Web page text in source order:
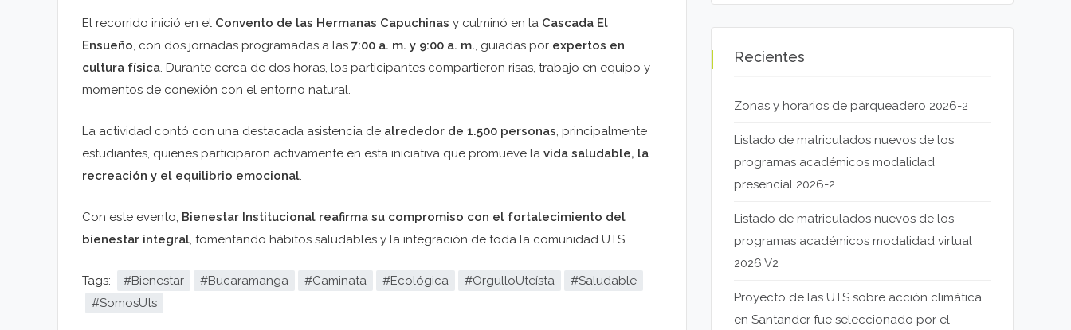
El recorrido inició en el Convento de las Hermanas Capuchinas y culminó en la Cascada El
Ensueño, con dos jornadas programadas a las 7:00 a. m. y 9:00 a. m., guiadas por expertos en
cultura física. Durante cerca de dos horas, los participantes compartieron risas, trabajo en equipo y
momentos de conexión con el entorno natural.
La actividad contó con una destacada asistencia de alrededor de 1.500 personas, principalmente
estudiantes, quienes participaron activamente en esta iniciativa que promueve la vida saludable, la
recreación y el equilibrio emocional.
Con este evento, Bienestar Institucional reafirma su compromiso con el fortalecimiento del
bienestar integral, fomentando hábitos saludables y la integración de toda la comunidad UTS.
Tags: #Bienestar #Bucaramanga #Caminata #Ecológica #OrgulloUteísta
#Saludable
#SomosUts
Recientes
Zonas y horarios de parqueadero 2026-2
Listado de matriculados nuevos de los
programas académicos modalidad
presencial 2026-2
Listado de matriculados nuevos de los
programas académicos modalidad virtual
2026 V2
Proyecto de las UTS sobre acción climática
en Santander fue seleccionado por el